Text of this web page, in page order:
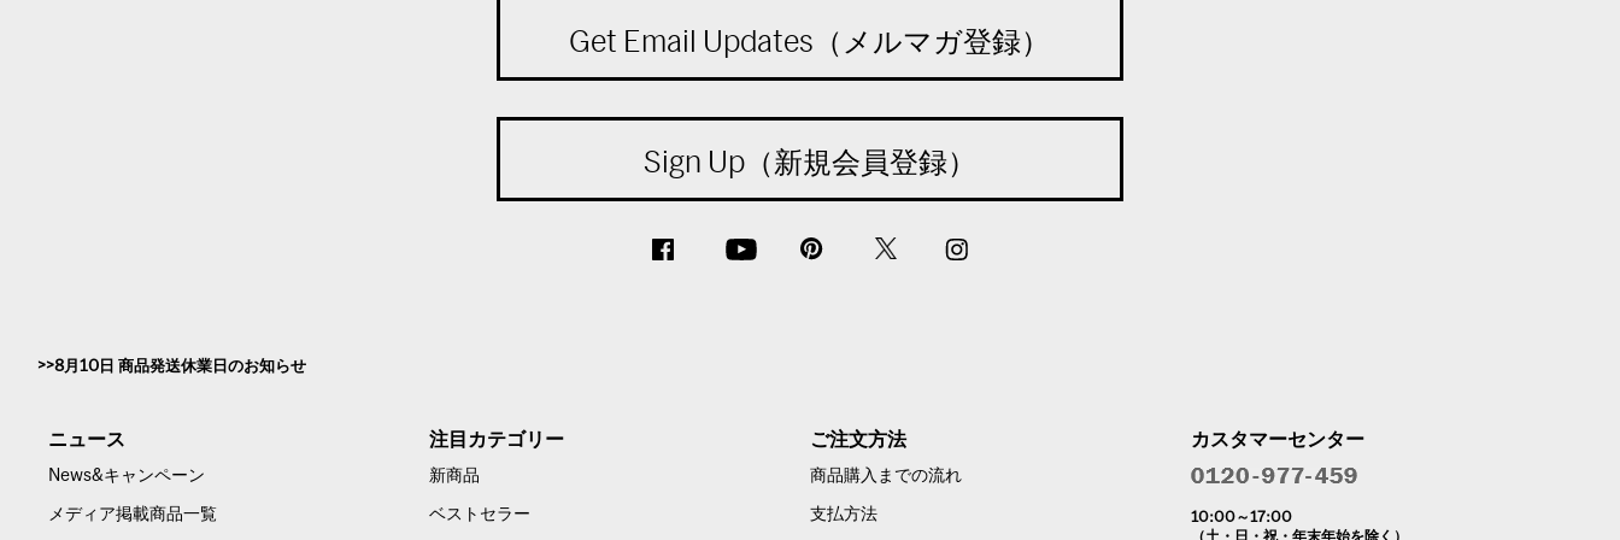
Get Email Updates（メルマガ登録）
Sign Up（新規会員登録）
8月10日 商品発送休業日のお知らせ
ニュース
News&キャンペーン
メディア掲載商品一覧
注目カテゴリー
新商品
ベストセラー
ご注文方法
商品購入までの流れ
支払方法
カスタマーセンター
10:00～17:00
（土・日・祝・年末年始を除く）